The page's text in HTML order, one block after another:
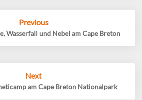
Previous
Wasserfall und Nebel am Cape Breton
Next
am Cape Breton Nationalpark